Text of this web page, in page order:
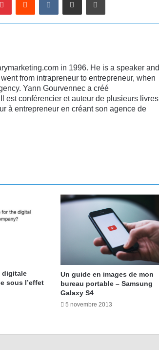
in 1996. He is a speaker and
from intrapreneur to entrepreneur, when
Yann Gourvennec a créé
est conférencier et auteur de plusieurs
à entrepreneur en créant son agence de
digitale
sous l’effet
Un guide en images de mon
bureau portable – Samsung
Galaxy S4
5 novembre 2013